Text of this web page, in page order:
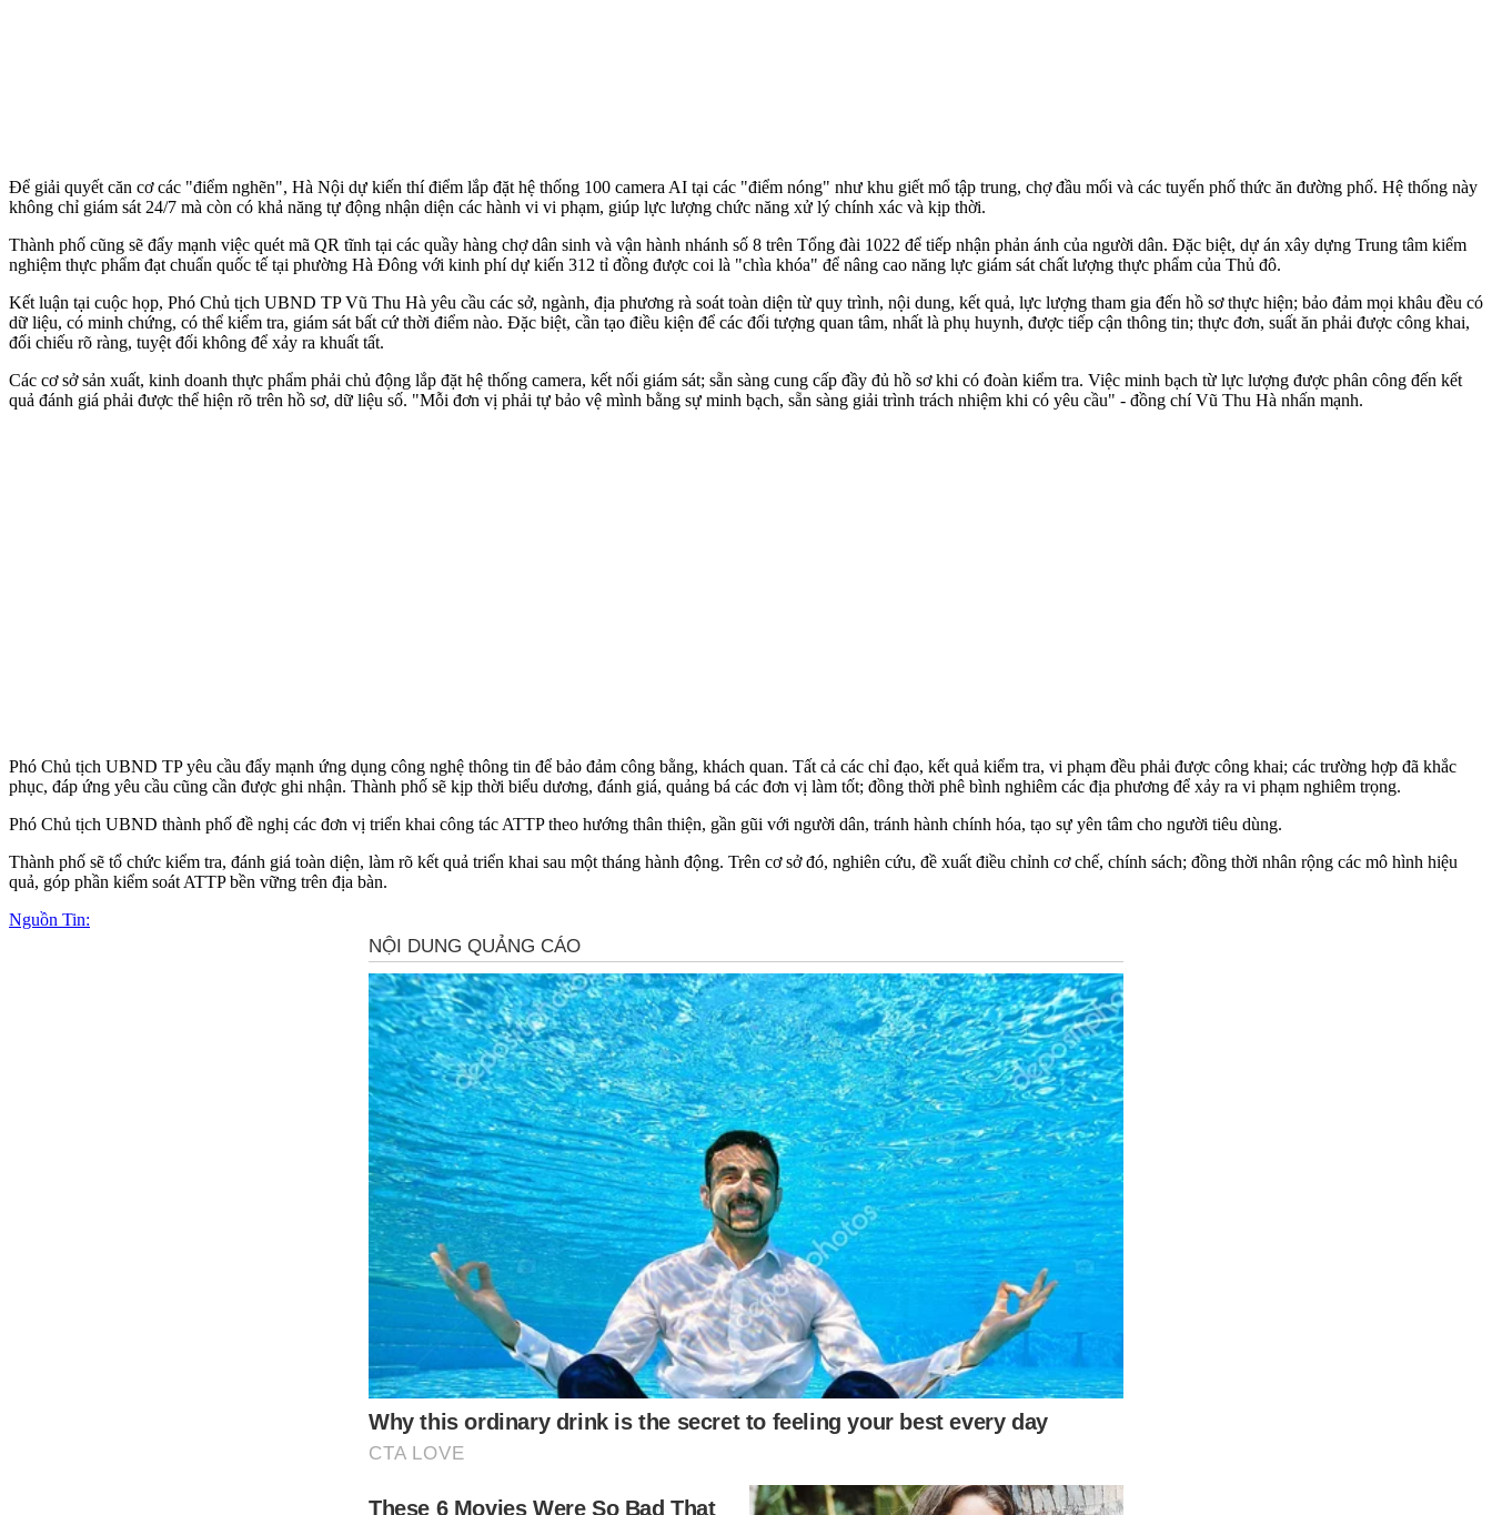
Để giải quyết căn cơ các "điểm nghẽn", Hà Nội dự kiến thí điểm lắp đặt hệ thống 100 camera AI tại các "điểm nóng" như khu giết mổ tập trung, chợ đầu mối và các tuyến phố thức ăn đường phố. Hệ thống này
không chỉ giám sát 24/7 mà còn có khả năng tự động nhận diện các hành vi vi phạm, giúp lực lượng chức năng xử lý chính xác và kịp thời.
Thành phố cũng sẽ đẩy mạnh việc quét mã QR tĩnh tại các quầy hàng chợ dân sinh và vận hành nhánh số 8 trên Tổng đài 1022 để tiếp nhận phản ánh của người dân. Đặc biệt, dự án xây dựng Trung tâm kiểm
nghiệm thực phẩm đạt chuẩn quốc tế tại phường Hà Đông với kinh phí dự kiến 312 tỉ đồng được coi là "chìa khóa" để nâng cao năng lực giám sát chất lượng thực phẩm của Thủ đô.
Kết luận tại cuộc họp, Phó Chủ tịch UBND TP Vũ Thu Hà yêu cầu các sở, ngành, địa phương rà soát toàn diện từ quy trình, nội dung, kết quả, lực lượng tham gia đến hồ sơ thực hiện; bảo đảm mọi khâu đều có
dữ liệu, có minh chứng, có thể kiểm tra, giám sát bất cứ thời điểm nào. Đặc biệt, cần tạo điều kiện để các đối tượng quan tâm, nhất là phụ huynh, được tiếp cận thông tin; thực đơn, suất ăn phải được công khai,
đối chiếu rõ ràng, tuyệt đối không để xảy ra khuất tất.
Các cơ sở sản xuất, kinh doanh thực phẩm phải chủ động lắp đặt hệ thống camera, kết nối giám sát; sẵn sàng cung cấp đầy đủ hồ sơ khi có đoàn kiểm tra. Việc minh bạch từ lực lượng được phân công đến kết
quả đánh giá phải được thể hiện rõ trên hồ sơ, dữ liệu số. "Mỗi đơn vị phải tự bảo vệ mình bằng sự minh bạch, sẵn sàng giải trình trách nhiệm khi có yêu cầu" - đồng chí Vũ Thu Hà nhấn mạnh.
Phó Chủ tịch UBND TP yêu cầu đẩy mạnh ứng dụng công nghệ thông tin để bảo đảm công bằng, khách quan. Tất cả các chỉ đạo, kết quả kiểm tra, vi phạm đều phải được công khai; các trường hợp đã khắc
phục, đáp ứng yêu cầu cũng cần được ghi nhận. Thành phố sẽ kịp thời biểu dương, đánh giá, quảng bá các đơn vị làm tốt; đồng thời phê bình nghiêm các địa phương để xảy ra vi phạm nghiêm trọng.
Phó Chủ tịch UBND thành phố đề nghị các đơn vị triển khai công tác ATTP theo hướng thân thiện, gần gũi với người dân, tránh hành chính hóa, tạo sự yên tâm cho người tiêu dùng.
Thành phố sẽ tổ chức kiểm tra, đánh giá toàn diện, làm rõ kết quả triển khai sau một tháng hành động. Trên cơ sở đó, nghiên cứu, đề xuất điều chỉnh cơ chế, chính sách; đồng thời nhân rộng các mô hình hiệu
quả, góp phần kiểm soát ATTP bền vững trên địa bàn.
Nguồn Tin: